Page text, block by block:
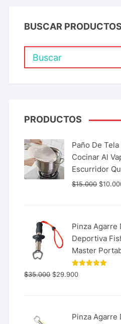
BUSCAR PRODUCTOS
PRODUCTOS
Paño De
Cocinar Al
Escurridor
$15.000 $
Pinza Agarre
Deportiva
Master
Valorado
con
$35.000 $29.900
Pinza Agarre